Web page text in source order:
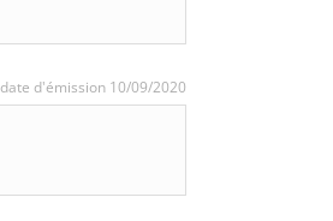
date d'émission 10/09/2020